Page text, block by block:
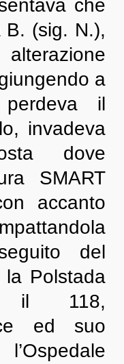
che
B. (sig. N.),
a
il
invadeva
dove
SMART
accanto
del
la Polstada
il 118,
ed suo